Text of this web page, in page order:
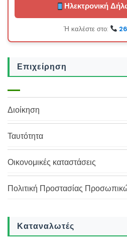
Ηλεκτρονική
Ή καλέστε στο:
Επιχείρηση
Διοίκηση
Ταυτότητα
Οικονομικές καταστάσεις
Πολιτική Προστασίας
Καταναλωτές